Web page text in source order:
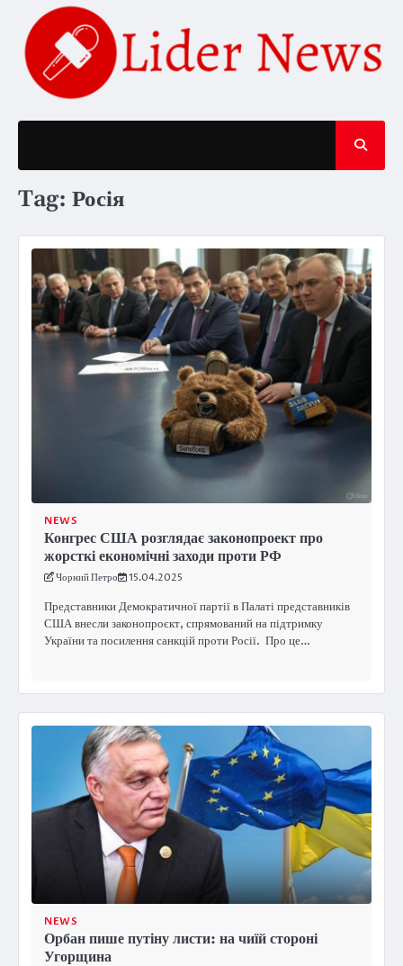
content
Tag: Росія
NEWS
Конгрес США розглядає законопроект про
жорсткі економічні заходи проти РФ
Чорний Петро 15.04.2025
Представники Демократичної партії в Палаті представників
США внесли законопроєкт, спрямований на підтримку
України та посилення санкцій проти Росії. Про це…
NEWS
Орбан пише путіну листи: на чиїй стороні
Угорщина